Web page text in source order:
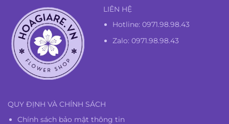
LIÊN HỆ
Hotline:0971.98.98.43
Zalo: 0971.98.98.43
QUY ĐỊNH VÀ CHÍNH SÁCH
Chính sách bảo mật thông tin